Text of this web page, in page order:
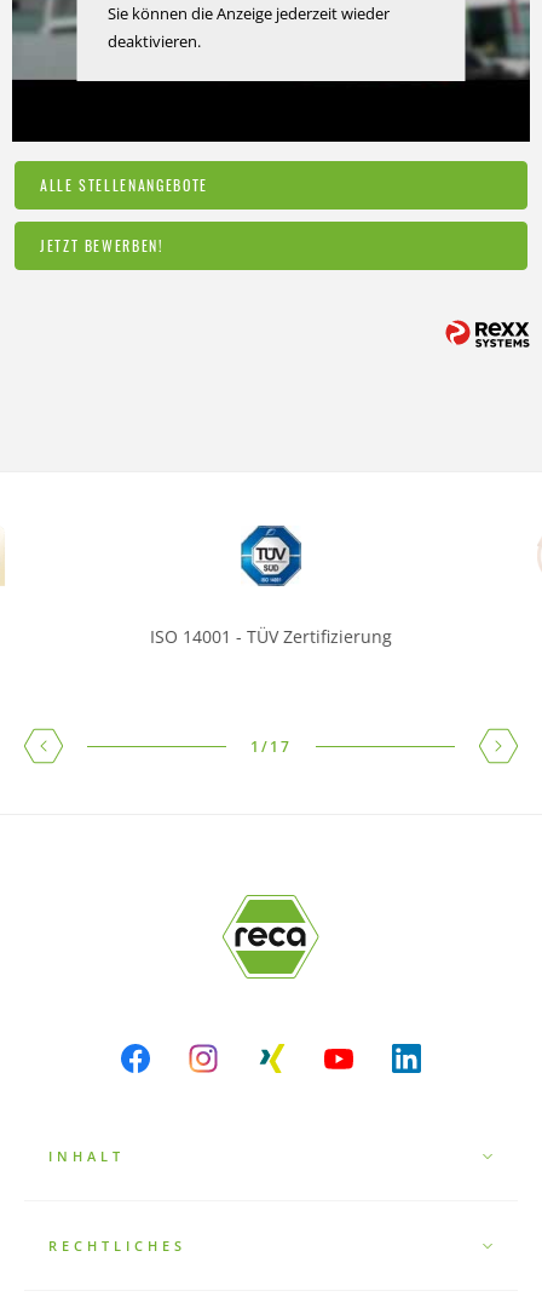
Sie können die Anzeige jederzeit wieder
deaktivieren.
ALLE STELLENANGEBOTE
JETZT BEWERBEN!
ISO 14001 - TÜV Zertifizierung
1 /17
INHALT
RECHTLICHES